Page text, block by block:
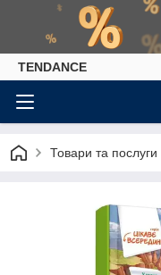
TENDANCE
Товари та послуги